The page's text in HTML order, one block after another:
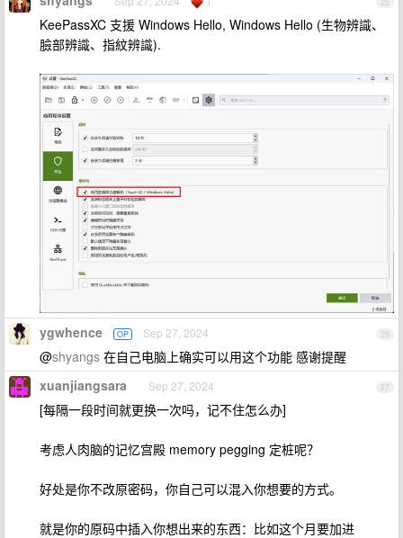
KeePassXC 支援 Windows Hello, Windows Hello (生物辨識、
臉部辨識、指紋辨識).
26
ygwhence OP Sep 27, 2024
@shyangs 在自己电脑上确实可以用这个功能 感谢提醒
27
xuanjiangsara Sep 27, 2024
[每隔一段时间就更换一次吗，记不住怎么办]
考虑人肉脑的记忆宫殿 memory pegging 定桩呢？
好处是你不改原密码，你自己可以混入你想要的方式。
就是你的原码中插入你想出来的东西：比如这个月要加进